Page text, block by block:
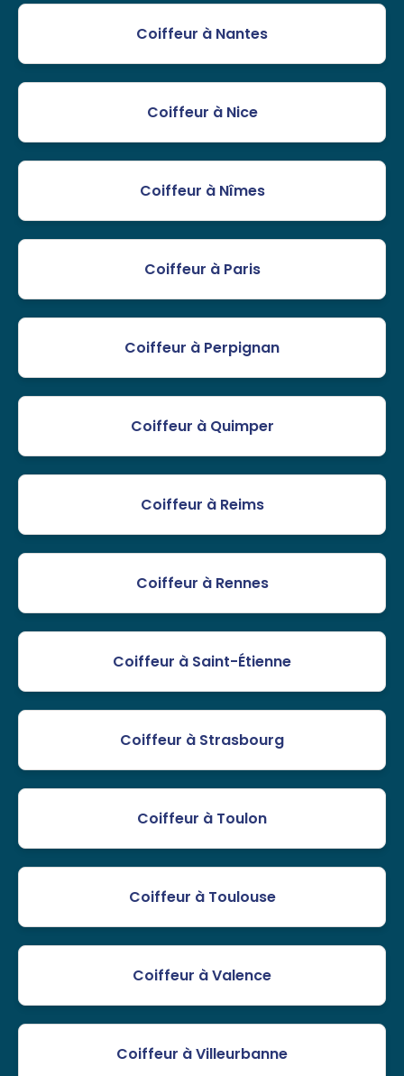
Coiffeur à Nantes
Coiffeur à Nice
Coiffeur à Nîmes
Coiffeur à Paris
Coiffeur à Perpignan
Coiffeur à Quimper
Coiffeur à Reims
Coiffeur à Rennes
Coiffeur à Saint-Étienne
Coiffeur à Strasbourg
Coiffeur à Toulon
Coiffeur à Toulouse
Coiffeur à Valence
Coiffeur à Villeurbanne